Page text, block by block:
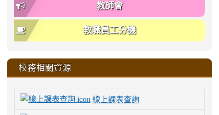
教師會
教職員工分機
校務相關資源
線上課表查詢